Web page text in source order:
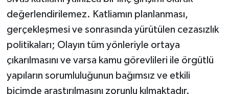
değerlendirilemez. Katliamın planlanması,
gerçekleşmesi ve sonrasında yürütülen cezasızlık
politikaları; Olayın tüm yönleriyle ortaya
çıkarılmasını ve varsa kamu görevlileri ile örgütlü
yapıların sorumluluğunun bağımsız ve etkili
biçimde araştırılmasını zorunlu kılmaktadır.